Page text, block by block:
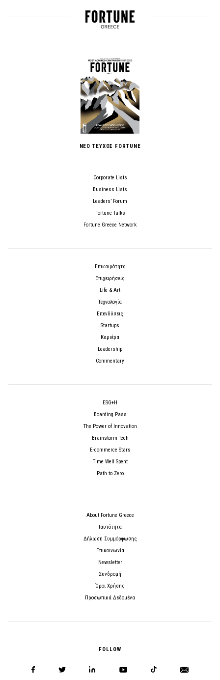
ΝΕΟ ΤΕΥΧΟΣ FORTUNE
Corporate Lists
Business Lists
Leaders’ Forum
Fortune Talks
Fortune Greece Network
Επικαιρότητα
Επιχειρήσεις
Life & Art
Τεχνολογία
Επενδύσεις
Startups
Καριέρα
Leadership
Commentary
ESG+H
Boarding Pass
The Power of Innovation
Brainstorm Tech
E-commerce Stars
Time Well Spent
Path to Zero
About Fortune Greece
Ταυτότητα
Δήλωση Συμμόρφωσης
Επικοινωνία
Newsletter
Συνδρομή
Όροι Χρήσης
Προσωπικά Δεδομένα
FOLLOW